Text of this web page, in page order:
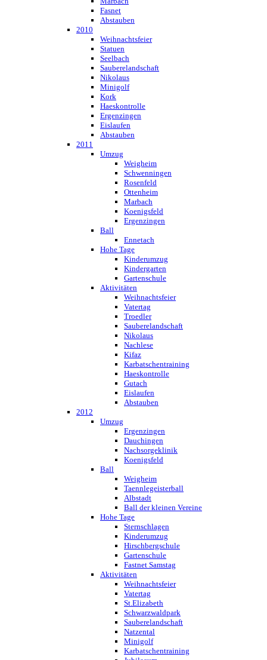
Fasnet
Abstauben
2010
Weihnachtsfeier
Statuen
Seelbach
Sauberelandschaft
Nikolaus
Minigolf
Kork
Haeskontrolle
Ergenzingen
Eislaufen
Abstauben
2011
Umzug
Weigheim
Schwenningen
Rosenfeld
Ottenheim
Marbach
Koenigsfeld
Ergenzingen
Ball
Ennetach
Hohe Tage
Kinderumzug
Kindergarten
Gartenschule
Aktivitäten
Weihnachtsfeier
Vatertag
Troedler
Sauberelandschaft
Nikolaus
Nachlese
Kifaz
Karbatschentraining
Haeskontrolle
Gutach
Eislaufen
Abstauben
2012
Umzug
Ergenzingen
Dauchingen
Nachsorgeklinik
Koenigsfeld
Ball
Weigheim
Taennlegeisterball
Albstadt
Ball der kleinen Vereine
Hohe Tage
Sternschlagen
Kinderumzug
Hirschbergschule
Gartenschule
Fastnet Samstag
Aktivitäten
Weihnachtsfeier
Vatertag
St.Elizabeth
Schwarzwaldpark
Sauberelandschaft
Natzental
Minigolf
Karbatschentraining